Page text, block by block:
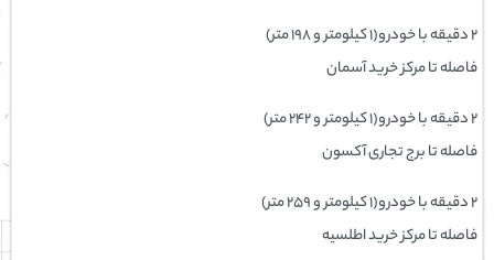
۲ دقیقه با خودرو(۱ کیلومتر و ۱۹۸ متر)
فاصله تا مرکز خرید آسمان
۲ دقیقه با خودرو(۱ کیلومتر و ۲۴۲ متر)
فاصله تا برج تجاری آکسون
۲ دقیقه با خودرو(۱ کیلومتر و ۲۵۹ متر)
فاصله تا مرکز خرید اطلسیه